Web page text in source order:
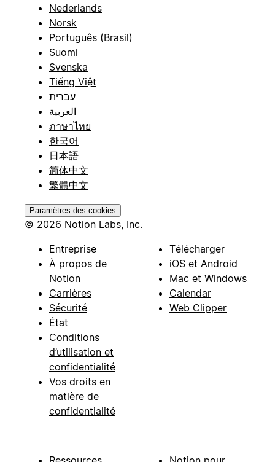
Nederlands
Norsk
Português (Brasil)
Suomi
Svenska
Tiếng Việt
עברית
العربية
ภาษาไทย
한국어
日本語
简体中文
繁體中文
Paramètres des cookies
© 2026 Notion Labs, Inc.
Entreprise
À propos de
Notion
Carrières
Sécurité
État
Conditions
d’utilisation et
confidentialité
Vos droits en
matière de
confidentialité
Télécharger
iOS et Android
Mac et Windows
Calendar
Web Clipper